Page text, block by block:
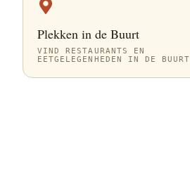
Plekken in de Buurt
VIND RESTAURANTS EN
EETGELEGENHEDEN IN DE BUURT